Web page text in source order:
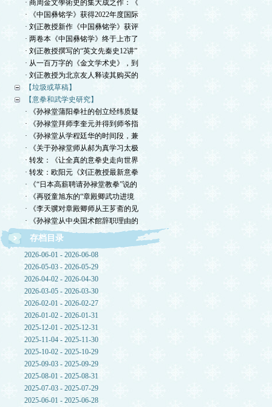
· 商周金文學術史的集大成之作：《
· 《中国彝铭学》获得2022年度国际
· 刘正教授新作《中国彝铭学》获评
· 两卷本《中国彝铭学》终于上市了
· 刘正教授撰写的“英文先秦史12讲”
· 从一百万字的《金文学术史》，到
· 刘正教授为北京友人释读其购买的
【垃圾或草稿】
【意拳和武学史研究】
· 《孙禄堂蒲阳拳社的创立经纬质疑
· 《孙禄堂拜师李奎元并得到师爷指
· 《孙禄堂从学程廷华的时间段，兼
· 《关于孙禄堂师从郝为真学习太极
· 转发：《让全真的意拳史走向世界
· 转发：欧阳元《刘正教授最新意拳
· 《“日本高薪聘请孙禄堂教拳”说的
· 《再驳童旭东的“章殿卿武功进境
· 《李天骥对章殿卿师从王芗斋的见
· 《孙禄堂从中央国术館辞职理由的
存档目录
2026-06-01 - 2026-06-08
2026-05-03 - 2026-05-29
2026-04-02 - 2026-04-30
2026-03-05 - 2026-03-30
2026-02-01 - 2026-02-27
2026-01-02 - 2026-01-31
2025-12-01 - 2025-12-31
2025-11-04 - 2025-11-30
2025-10-02 - 2025-10-29
2025-09-03 - 2025-09-29
2025-08-01 - 2025-08-31
2025-07-03 - 2025-07-29
2025-06-01 - 2025-06-28